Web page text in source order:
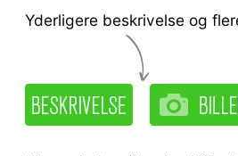
r
k
r
.
6
2
6
Yderligere beskrivelse og